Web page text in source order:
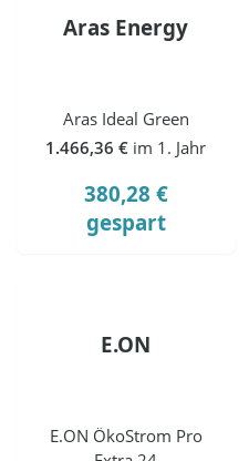
Aras Energy
Aras Ideal Green
1.466,36 € im 1. Jahr
380,28 €
gespart
E.ON
E.ON ÖkoStrom Pro